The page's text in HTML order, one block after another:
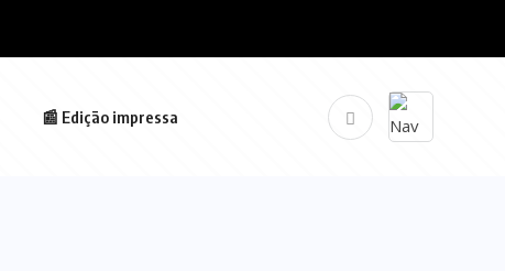
📰 Edição impressa